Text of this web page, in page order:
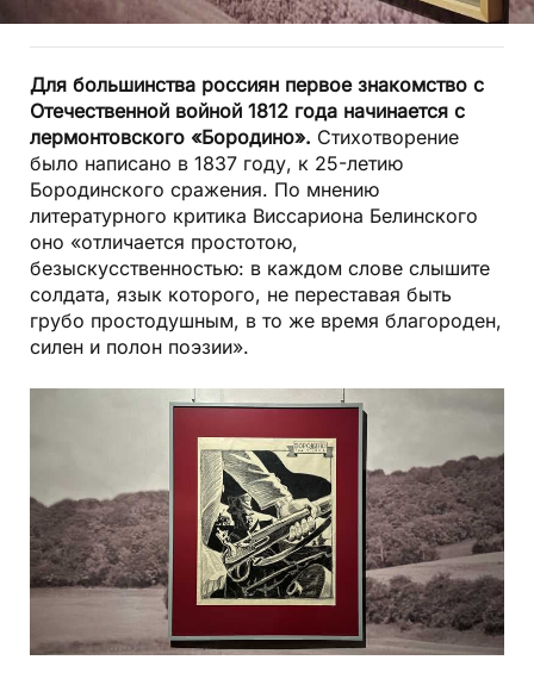
Для большинства россиян первое знакомство с
Отечественной войной 1812 года начинается с
лермонтовского «Бородино». Стихотворение
было написано в 1837 году, к 25-летию
Бородинского сражения. По мнению
литературного критика Виссариона Белинского
оно «отличается простотою,
безыскусственностью: в каждом слове слышите
солдата, язык которого, не переставая быть
грубо простодушным, в то же время благороден,
силен и полон поэзии».